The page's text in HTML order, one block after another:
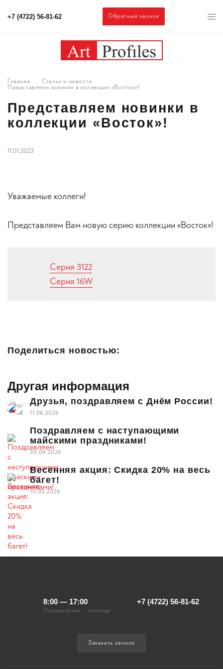
+7 (4722) 56-81-62 Обратный звонок
Главная
Статьи и новости
Представляем новинки в коллекции «Восток»!
Представляем новинки в
коллекции «Восток»!
11.01.2023
Уважаемые коллеги!
Представляем Вам новую серию коллекции «Восток»!
Серия 3122
Серия 16W
Поделиться новостью:
Другая информация
Друзья, поздравляем с Днём России!
11.06.2026
Поздравляем с наступающими
майскими праздниками!
30.04.2026
Весенняя акция: Скидка 20% на весь
багет!
10.03.2026
8:00 — 17:00
Понедельник - пятница
+7 (4722) 56-81-62
Заказать звонок